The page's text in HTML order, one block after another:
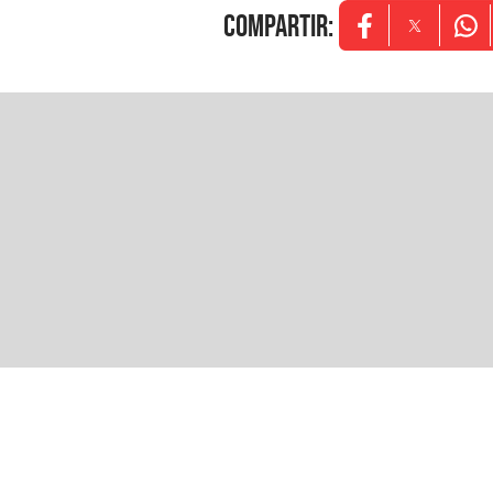
COMPARTIR: Opens in new
Opens in